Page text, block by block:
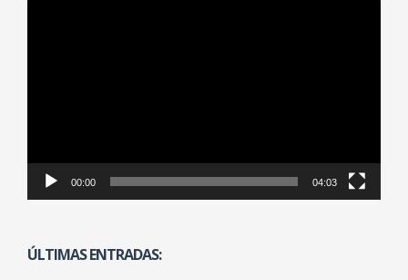
00:00 04:03
ÚLTIMAS ENTRADAS: